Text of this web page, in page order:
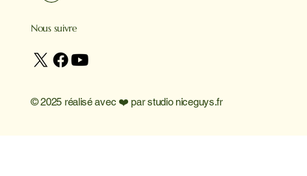
Nous suivre
© 2025 réalisé avec ❤️ parstudio niceguys.fr